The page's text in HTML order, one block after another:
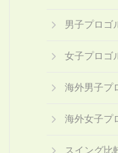
男子プロゴ
女子プロゴ
海外男子プ
海外女子プ
スイング比